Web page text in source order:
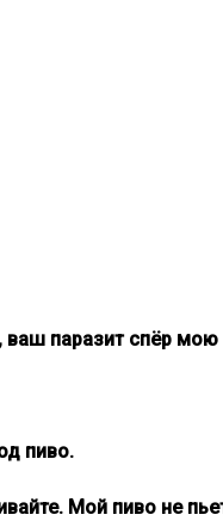
паразит спёр мою
пиво.
Мой пиво не